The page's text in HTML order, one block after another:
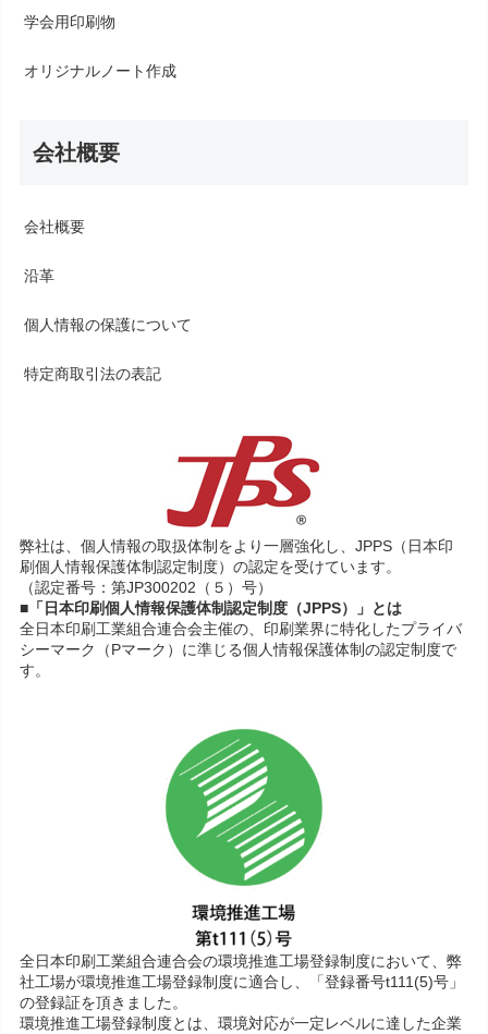
学会用印刷物
オリジナルノート作成
会社概要
会社概要
沿革
個人情報の保護について
特定商取引法の表記
弊社は、個人情報の取扱体制をより一層強化し、JPPS（日本印
刷個人情報保護体制認定制度）の認定を受けています。
（認定番号：第JP300202（５）号）
■「日本印刷個人情報保護体制認定制度（JPPS）」とは
全日本印刷工業組合連合会主催の、印刷業界に特化したプライバ
シーマーク（Pマーク）に準じる個人情報保護体制の認定制度で
す。
全日本印刷工業組合連合会の環境推進工場登録制度において、弊
社工場が環境推進工場登録制度に適合し、「登録番号t111(5)号」
の登録証を頂きました。
環境推進工場登録制度とは、環境対応が一定レベルに達した企業